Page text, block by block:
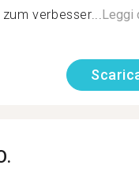
verbesser...Leggi